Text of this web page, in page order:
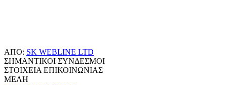
ΑΠΟ: SK WEBLINE LTD
ΣΗΜΑΝΤΙΚΟΙ ΣΥΝΔΕΣΜΟΙ
ΣΤΟΙΧΕΙΑ ΕΠΙΚΟΙΝΩΝΙΑΣ
ΜΕΛΗ